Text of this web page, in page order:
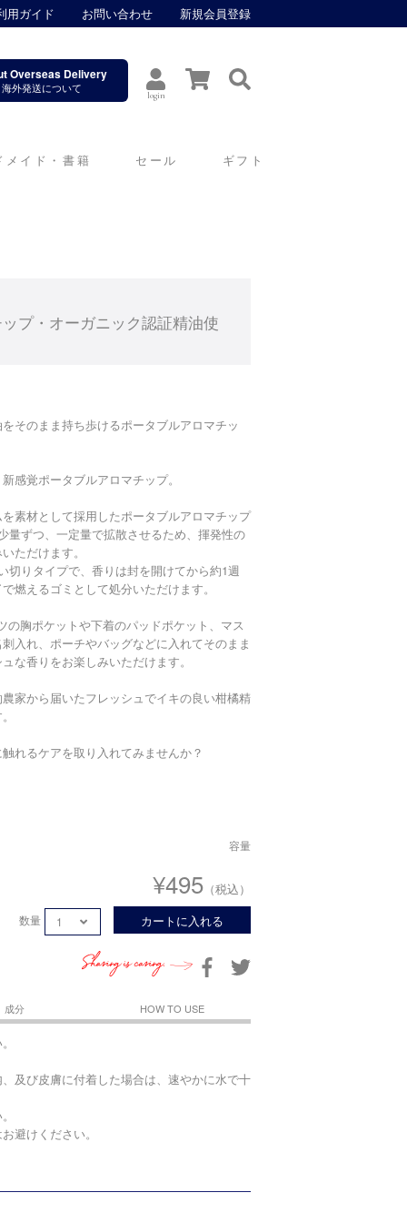
用ガイド お問い合わせ 新規会員登録
Overseas Delivery
海外発送について
login
メイド・書籍 セール ギフト
プ・オーガニック認証精油使
そのまま持ち歩けるポータブルアロマチッ
感覚ポータブルアロマチップ。
素材として採用したポータブルアロマチップ
量ずつ、一定量で拡散させるため、揮発性の
ただけます。
切りタイプで、香りは封を開けてから約1週
燃えるゴミとして処分いただけます。
胸ポケットや下着のパッドポケット、マス
入れ、ポーチやバッグなどに入れてそのまま
な香りをお楽しみいただけます。
家から届いたフレッシュでイキの良い柑橘精
れるケアを取り入れてみませんか？
容量
¥495 （税込）
数量 カートに入れる
成分 HOW TO USE
及び皮膚に付着した場合は、速やかに水で十
避けください。